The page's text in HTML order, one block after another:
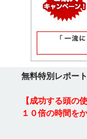
無料特別レポー
【成功する頭の
１０倍の時間を